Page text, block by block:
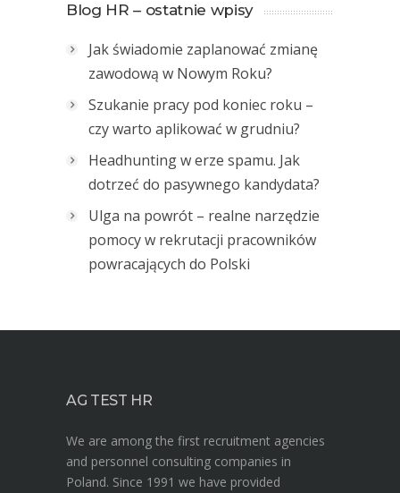
Blog HR – ostatnie wpisy
Jak świadomie zaplanować zmianę
zawodową w Nowym Roku?
Szukanie pracy pod koniec roku –
czy warto aplikować w grudniu?
Headhunting w erze spamu. Jak
dotrzeć do pasywnego kandydata?
Ulga na powrót – realne narzędzie
pomocy w rekrutacji pracowników
powracających do Polski
AG TEST HR
We are among the first recruitment agencies
and personnel consulting companies in
Poland. Since 1991 we have provided